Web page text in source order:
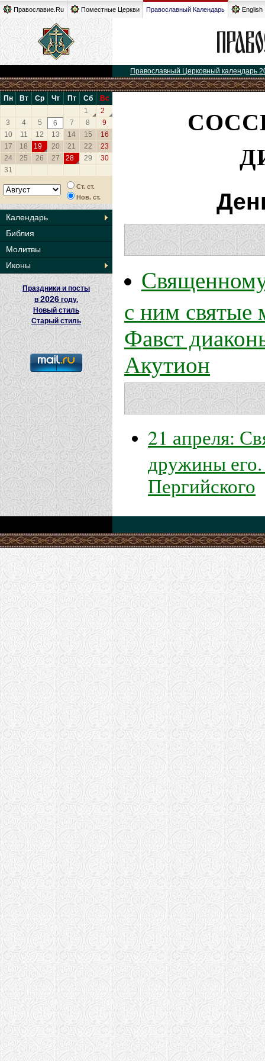
Православие.Ru Поместные Церкви Православный Календарь English
Православный Церковный календарь
Пн Вт Ср Чт Пт Сб
Вс
1
2
3
4 5 6 7 8
9
10
11 12 13 14 15
16
17
18 19 20 21 22
23
24
25 26 27 28 29
30
31
Ст. ст.
Нов. ст.
Календарь
Библия
Молитвы
Иконы
Праздники и посты
в2026 году.
Новый стиль
Старый стиль
с ним святые
Фавст
Акутион
21 апреля:
дружины
Пергийского